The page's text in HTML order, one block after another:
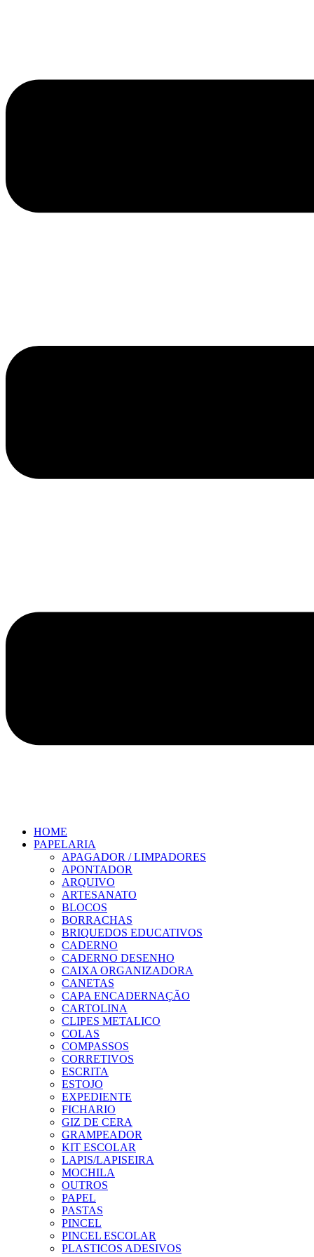
HOME
PAPELARIA
APAGADOR / LIMPADORES
APONTADOR
ARQUIVO
ARTESANATO
BLOCOS
BORRACHAS
BRIQUEDOS EDUCATIVOS
CADERNO
CADERNO DESENHO
CAIXA ORGANIZADORA
CANETAS
CAPA ENCADERNAÇÃO
CARTOLINA
CLIPES METALICO
COLAS
COMPASSOS
CORRETIVOS
ESCRITA
ESTOJO
EXPEDIENTE
FICHARIO
GIZ DE CERA
GRAMPEADOR
KIT ESCOLAR
LAPIS/LAPISEIRA
MOCHILA
OUTROS
PAPEL
PASTAS
PINCEL
PINCEL ESCOLAR
PLASTICOS ADESIVOS